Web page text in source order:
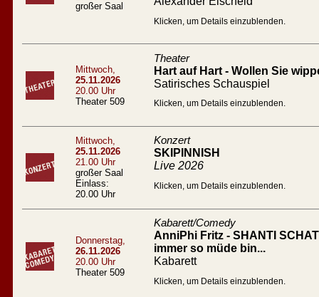
großer Saal
Klicken, um Details einzublenden.
Mittwoch,
25.11.2026
20.00 Uhr
Theater 509
Theater
Hart auf Hart - Wollen Sie
Satirisches Schauspiel
Klicken, um Details einzublenden.
Mittwoch,
25.11.2026
21.00 Uhr
großer Saal
Einlass:
20.00 Uhr
Konzert
SKIPINNISH
Live 2026
Klicken, um Details einzublenden.
Donnerstag,
26.11.2026
20.00 Uhr
Theater 509
Kabarett/Comedy
AnniPhi Fritz - SHANTI
immer so müde bin...
Kabarett
Klicken, um Details einzublenden.